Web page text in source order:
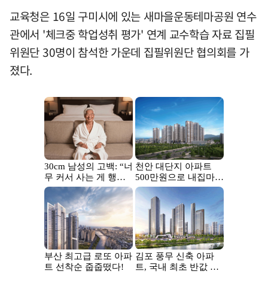
교육청은 16일 구미시에 있는 새마을운동테마공원 연수
관에서 '체크중 학업성취 평가' 연계 교수학습 자료 집필
위원단 30명이 참석한 가운데 집필위원단 협의회를 가
졌다.